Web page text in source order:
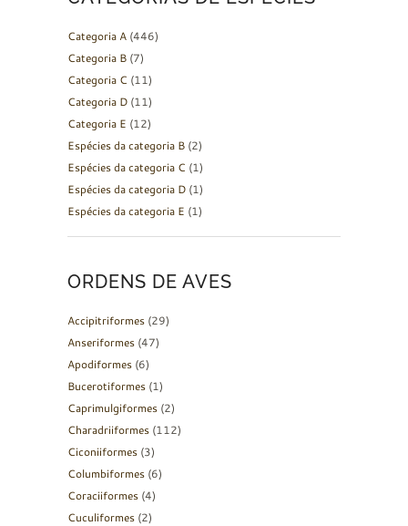
Categoria A (446)
Categoria B (7)
Categoria C (11)
Categoria D (11)
Categoria E (12)
Espécies da categoria B (2)
Espécies da categoria C (1)
Espécies da categoria D (1)
Espécies da categoria E (1)
ORDENS DE AVES
Accipitriformes (29)
Anseriformes (47)
Apodiformes (6)
Bucerotiformes (1)
Caprimulgiformes (2)
Charadriiformes (112)
Ciconiiformes (3)
Columbiformes (6)
Coraciiformes (4)
Cuculiformes (2)